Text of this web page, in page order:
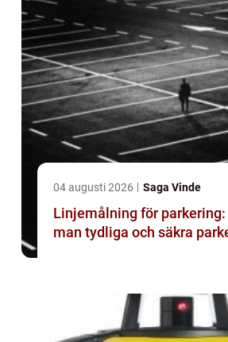
04 augusti 2026 Saga Vinde
Linjemålning för parkering:
man tydliga och säkra